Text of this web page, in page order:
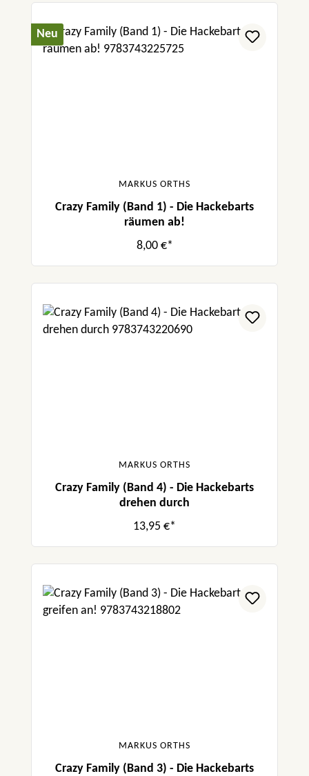
Neu
MARKUS ORTHS
Crazy Family (Band 1) - Die Hackebarts
räumen ab!
8,00 €*
MARKUS ORTHS
Crazy Family (Band 4) - Die Hackebarts
drehen durch
13,95 €*
MARKUS ORTHS
Crazy Family (Band 3) - Die Hackebarts